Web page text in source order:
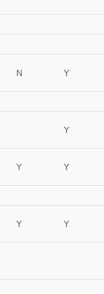
Y
N
Y
Y
Y
Y
Y